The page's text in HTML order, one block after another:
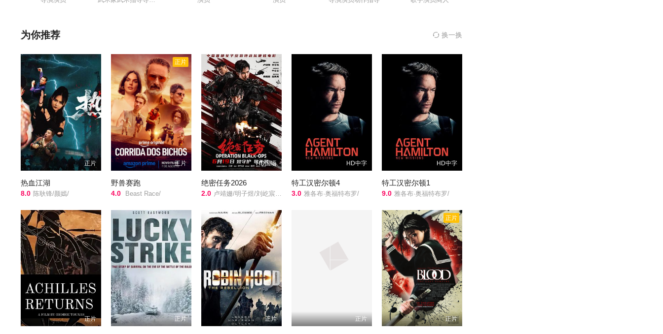
为你推荐 换一换
正片
热血江湖
8.0 陈耿锋/颜嫣/
正片
正片
野兽赛跑
4.0 Beast Race/
HD国语
绝密任务2026
2.0 卢靖姗/明子煜/刘屹宸/喻亢/蒋璐霞/周惠林/陶慧敏/张溯哲/高曙光/曹操/屈菁菁/余文乐/于晓光/于文文/朱庭辰/褚旭/王若麟/常丹丹/叶彤/亮月儿/尚馨/朱烁燃/潘羞月/王飞斐/金丽慧子/凡尼达·宾蒂·伊姆兰/杰布/Keno/
HD中字
特工汉密尔顿4
3.0 雅各布·奥福特布罗/
HD中字
特工汉密尔顿1
9.0 雅各布·奥福特布罗/
正片 正片 正片 正片
正片
正片